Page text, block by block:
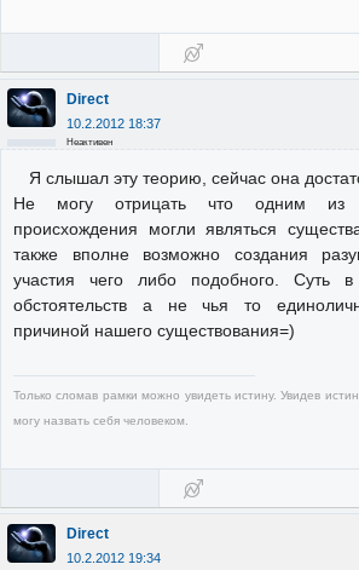
Direct
10.2.2012 18:37
Неактивен
Я слышал эту теорию, сейчас она
Не могу отрицать что одним из
происхождения могли являться
также вполне возможно создания
участия чего либо подобного. Суть
обстоятельств а не чья то
причиной нашего существования=)
Только сломав рамки можно увидеть истину. Увидев
могу назвать себя человеком.
Direct
10.2.2012 19:34